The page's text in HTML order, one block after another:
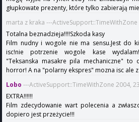
głupkowate prezenty, które tylko zabierają
marta z kraka ---ActiveSupport::TimeWithZone
Totalna beznadzieja!!!!Szkoda kasy
Film nudny i wogole nie ma sensu.Jest do
isc!nie potrzenie wogole kase
"Teksanska masakre pila mechaniczne" to
horror! A na "polarny ekspres" mozna isc ale
Lobo ---ActiveSupport::TimeWithZone 2004,
EXTRA!!!!!!
Film zdecydowanie wart polecenia a
dopiero jest przeżycie!!!